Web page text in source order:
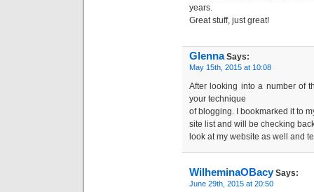
years.
Great stuff, just great!
GlennaSays:
May 15th, 2015 at 10:08
After looking into a number of
your technique
of blogging. I bookmarked it to
site list and will be checking
look at my website as well and
WilheminaOBacySays:
June 29th, 2015 at 20:50